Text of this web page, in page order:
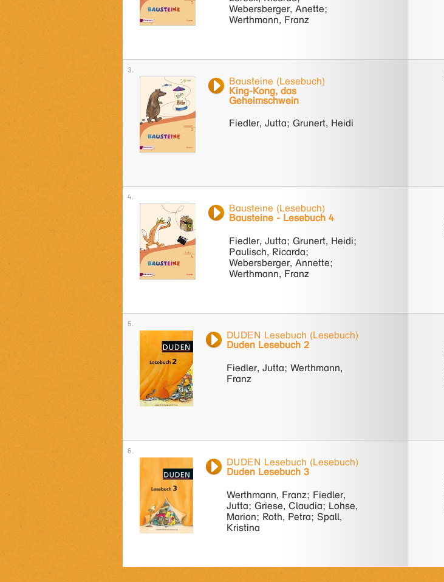
Webersberger, Anette;
Werthmann, Franz
Bausteine (Lesebuch)
King-Kong, das
Geheimschwein
Fiedler, Jutta; Grunert, Heidi
Bausteine (Lesebuch)
Bausteine - Lesebuch 4
Fiedler, Jutta; Grunert, Heidi;
Paulisch, Ricarda;
Webersberger, Annette;
Werthmann, Franz
DUDEN Lesebuch (Lesebuch)
Duden Lesebuch 2
Fiedler, Jutta; Werthmann,
Franz
DUDEN Lesebuch (Lesebuch)
Duden Lesebuch 3
Werthmann, Franz; Fiedler,
Jutta; Griese, Claudia; Lohse,
Marion; Roth, Petra; Spall,
Kristina